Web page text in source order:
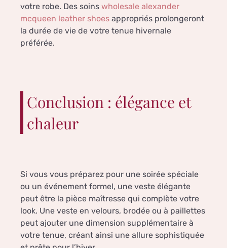
votre robe. Des soins wholesale alexander
mcqueen leather shoes appropriés prolongeront
la durée de vie de votre tenue hivernale
préférée.
Conclusion : élégance et
chaleur
Si vous vous préparez pour une soirée spéciale
ou un événement formel, une veste élégante
peut être la pièce maîtresse qui complète votre
look. Une veste en velours, brodée ou à paillettes
peut ajouter une dimension supplémentaire à
votre tenue, créant ainsi une allure sophistiquée